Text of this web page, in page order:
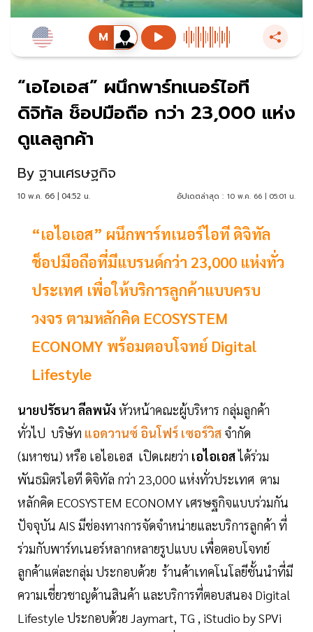
“เอไอเอส” ผนึกพาร์ทเนอร์ไอที
ดิจิทัล ช็อปมือถือ กว่า 23,000 แห่ง
ดูแลลูกค้า
By ฐานเศรษฐกิจ
10 พ.ค. 66 | 04:52 น. อัปเดตล่าสุด : 10 พ.ค. 66 | 05:01 น.
“เอไอเอส” ผนึกพาร์ทเนอร์ไอที ดิจิทัล
ช็อปมือถือที่มีแบรนด์กว่า 23,000 แห่งทั่ว
ประเทศ เพื่อให้บริการลูกค้าแบบครบ
วงจร ตามหลักคิด ECOSYSTEM
ECONOMY พร้อมตอบโจทย์ Digital
Lifestyle
นายปรัธนา ลีลพนัง หัวหน้าคณะผู้บริหาร กลุ่มลูกค้า
ทั่วไป บริษัท แอดวานซ์ อินโฟร์ เซอร์วิส จำกัด
(มหาชน) หรือ เอไอเอส เปิดเผยว่า เอไอเอสได้ร่วม
พันธมิตรไอที ดิจิทัล กว่า 23,000 แห่งทั่วประเทศ ตาม
หลักคิด ECOSYSTEM ECONOMY เศรษฐกิจแบบร่วมกัน
ปัจจุบัน AIS มีช่องทางการจัดจำหน่ายและบริการลูกค้า ที่
ร่วมกับพาร์ทเนอร์หลากหลายรูปแบบ เพื่อตอบโจทย์
ลูกค้าแต่ละกลุ่ม ประกอบด้วย ร้านค้าเทคโนโลยีชั้นนำที่มี
ความเชี่ยวชาญด้านสินค้า และบริการที่ตอบสนอง Digital
Lifestyle ประกอบด้วย Jaymart, TG , iStudio by SPVi